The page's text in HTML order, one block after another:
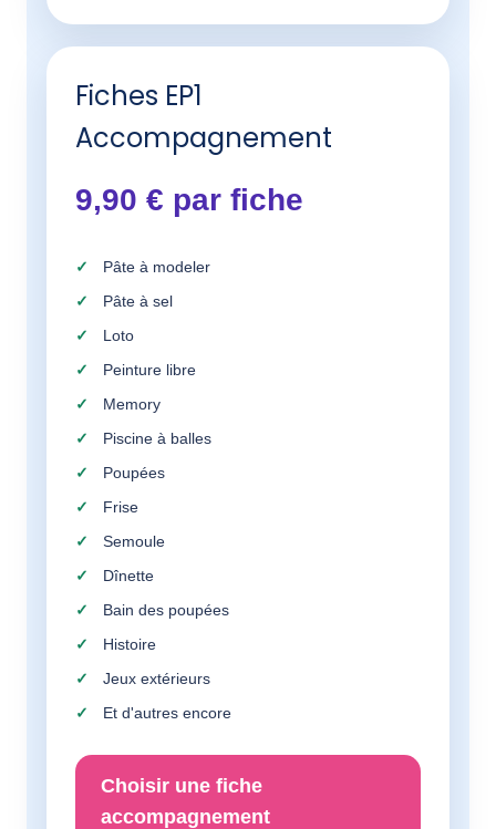
Fiches EP1
Accompagnement
9,90 € par fiche
Pâte à modeler
Pâte à sel
Loto
Peinture libre
Memory
Piscine à balles
Poupées
Frise
Semoule
Dînette
Bain des poupées
Histoire
Jeux extérieurs
Et d'autres encore
Choisir une fiche
accompagnement